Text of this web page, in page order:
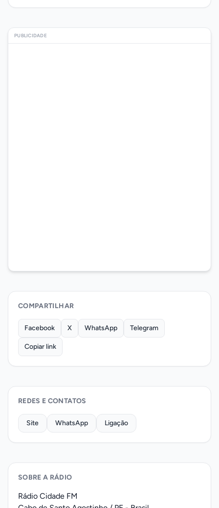
PUBLICIDADE
COMPARTILHAR
Facebook X WhatsApp Telegram
Copiar link
REDES E CONTATOS
Site WhatsApp Ligação
SOBRE A RÁDIO
Rádio Cidade FM